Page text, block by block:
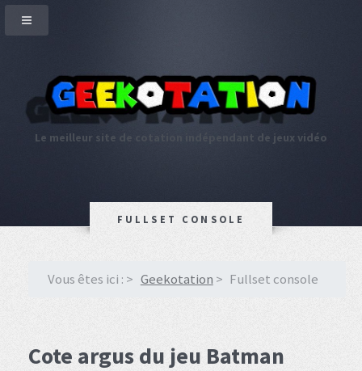
Le meilleur site de cotation indépendant de jeux vidéo
FULLSET CONSOLE
Vous êtes ici : Geekotation Fullset console
Cote argus du jeu Batman